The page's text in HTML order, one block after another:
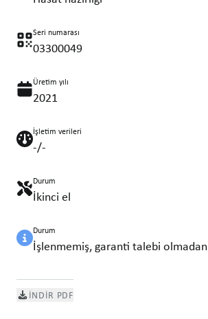
Seri numarası
03300049
Üretim yılı
2021
İşletim verileri
-/-
Durum
İkinci el
Durum
İşlenmemiş, garanti talebi olmadan
İNDIR PDF